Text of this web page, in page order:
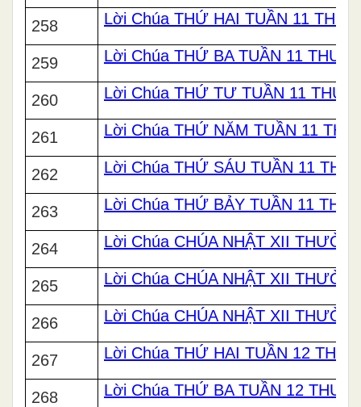
258 Lời Chúa THỨ HAI TUẦN 11
259 Lời Chúa THỨ BA TUẦN 11
260 Lời Chúa THỨ TƯ TUẦN 11
261 Lời Chúa THỨ NĂM TUẦN 11
262 Lời Chúa THỨ SÁU TUẦN 11
263 Lời Chúa THỨ BẢY TUẦN 11
264 Lời Chúa CHÚA NHẬT XII
265 Lời Chúa CHÚA NHẬT XII
266 Lời Chúa CHÚA NHẬT XII
267 Lời Chúa THỨ HAI TUẦN 12
268 Lời Chúa THỨ BA TUẦN 12